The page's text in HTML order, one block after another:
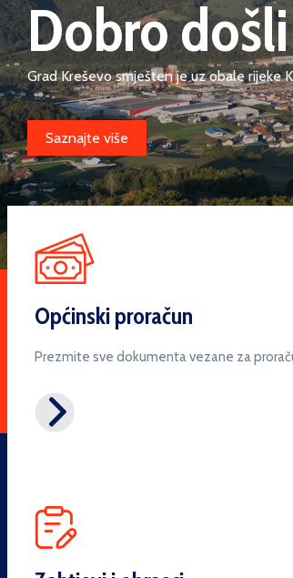
Dobro
Grad Kreševo smješten je uz obale rijeke
Saznajte više
Općinski proračun
Prezmite sve dokumenta vezane za